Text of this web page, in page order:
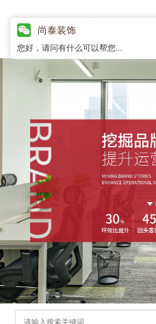
尚泰装饰
您好，请问有什么可以帮您...